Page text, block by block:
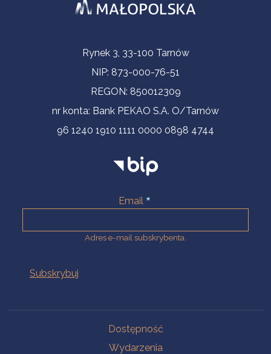
Informacje kontaktoweRynek 3, 33-100 Tarnów
NIP: 873-000-76-51
REGON: 850012309
nr konta: Bank PEKAO S.A. O/Tarnów
96 1240 1910 1111 0000 0898 4744
Email
Adres e-mail subskrybenta.
Dostępność
Wydarzenia